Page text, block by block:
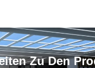
Zu Den